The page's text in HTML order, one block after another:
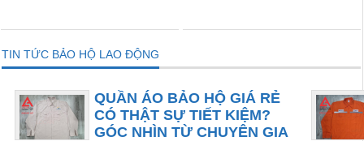
TIN TỨC BẢO HỘ LAO ĐỘNG
QUẦN ÁO BẢO HỘ GIÁ RẺ
CÓ THẬT SỰ TIẾT KIỆM?
GÓC NHÌN TỪ CHUYÊN GIA